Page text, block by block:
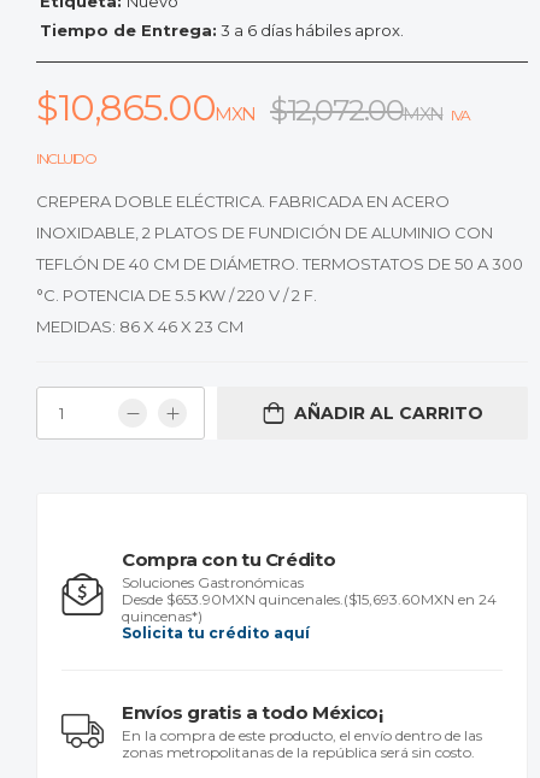
Tiempo de Entrega: 3 a 6 días hábiles aprox.
$10,865.00MXN $12,072.00MXN IVA
INCLUIDO
CREPERA DOBLE ELÉCTRICA. FABRICADA EN ACERO
INOXIDABLE, 2 PLATOS DE FUNDICIÓN DE ALUMINIO CON
TEFLÓN DE 40 CM DE DIÁMETRO. TERMOSTATOS DE 50 A 300
°C. POTENCIA DE 5.5 KW / 220 V / 2 F.
MEDIDAS: 86 X 46 X 23 CM
AÑADIR AL CARRITO
Compra con tu Crédito
Soluciones Gastronómicas
Desde $653.90MXN quincenales. ($15,693.60MXN en 24
quincenas*)
Solicita tu crédito aquí
Envíos gratis a todo México¡
En la compra de este producto, el envío dentro de las
zonas metropolitanas de la república será sin costo.